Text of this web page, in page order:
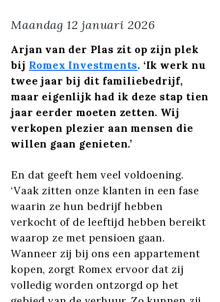
Maandag 12 januari 2026
Arjan van der Plas zit op zijn plek
bij Romex Investments. ‘Ik werk nu
twee jaar bij dit familiebedrijf,
maar eigenlijk had ik deze stap tien
jaar eerder moeten zetten. Wij
verkopen plezier aan mensen die
willen gaan genieten.’
En dat geeft hem veel voldoening.
‘Vaak zitten onze klanten in een fase
waarin ze hun bedrijf hebben
verkocht of de leeftijd hebben bereikt
waarop ze met pensioen gaan.
Wanneer zij bij ons een appartement
kopen, zorgt Romex ervoor dat zij
volledig worden ontzorgd op het